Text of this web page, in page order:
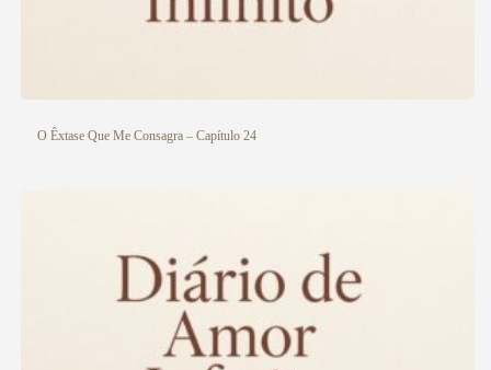
O Êxtase Que Me Consagra – Capítulo 24